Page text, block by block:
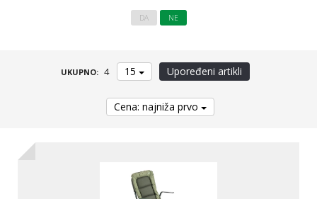
DA NE
UKUPNO: 4 15 Upoređeni artikli
Cena: najniža prvo